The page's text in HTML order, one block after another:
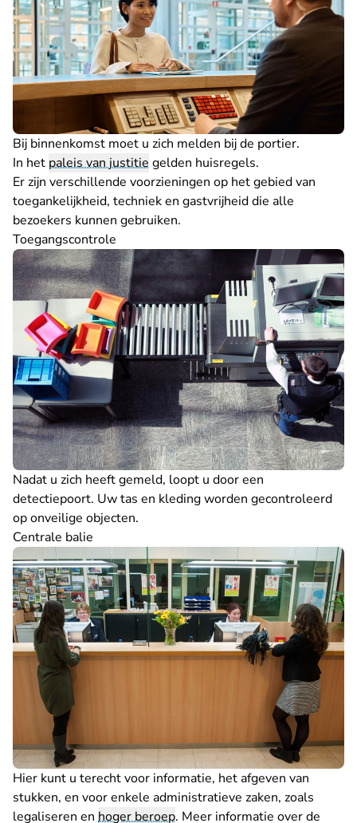
Bij binnenkomst moet u zich melden bij de portier.
In het paleis van justitie gelden huisregels.
Er zijn verschillende voorzieningen op het gebied van
toegankelijkheid, techniek en gastvrijheid die alle
bezoekers kunnen gebruiken.
Toegangscontrole
Nadat u zich heeft gemeld, loopt u door een
detectiepoort. Uw tas en kleding worden gecontroleerd
op onveilige objecten.
Centrale balie
Hier kunt u terecht voor informatie, het afgeven van
stukken, en voor enkele administratieve zaken, zoals
legaliseren en hoger beroep. Meer informatie over de